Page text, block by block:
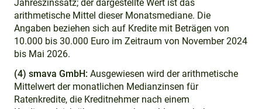
Jahreszinssatz; der dargestellte Wert ist das
arithmetische Mittel dieser Monatsmediane. Die
Angaben beziehen sich auf Kredite mit Beträgen von
10.000 bis 30.000 Euro im Zeitraum von November 2024
bis Mai 2026.
(4) smava GmbH: Ausgewiesen wird der arithmetische
Mittelwert der monatlichen Medianzinsen für
Ratenkredite, die Kreditnehmer nach einem